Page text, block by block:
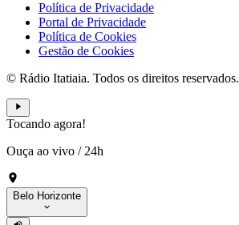
Política de Privacidade
Portal de Privacidade
Política de Cookies
Gestão de Cookies
© Rádio Itatiaia. Todos os direitos reservados.
Tocando agora!
Ouça ao vivo / 24h
Belo Horizonte